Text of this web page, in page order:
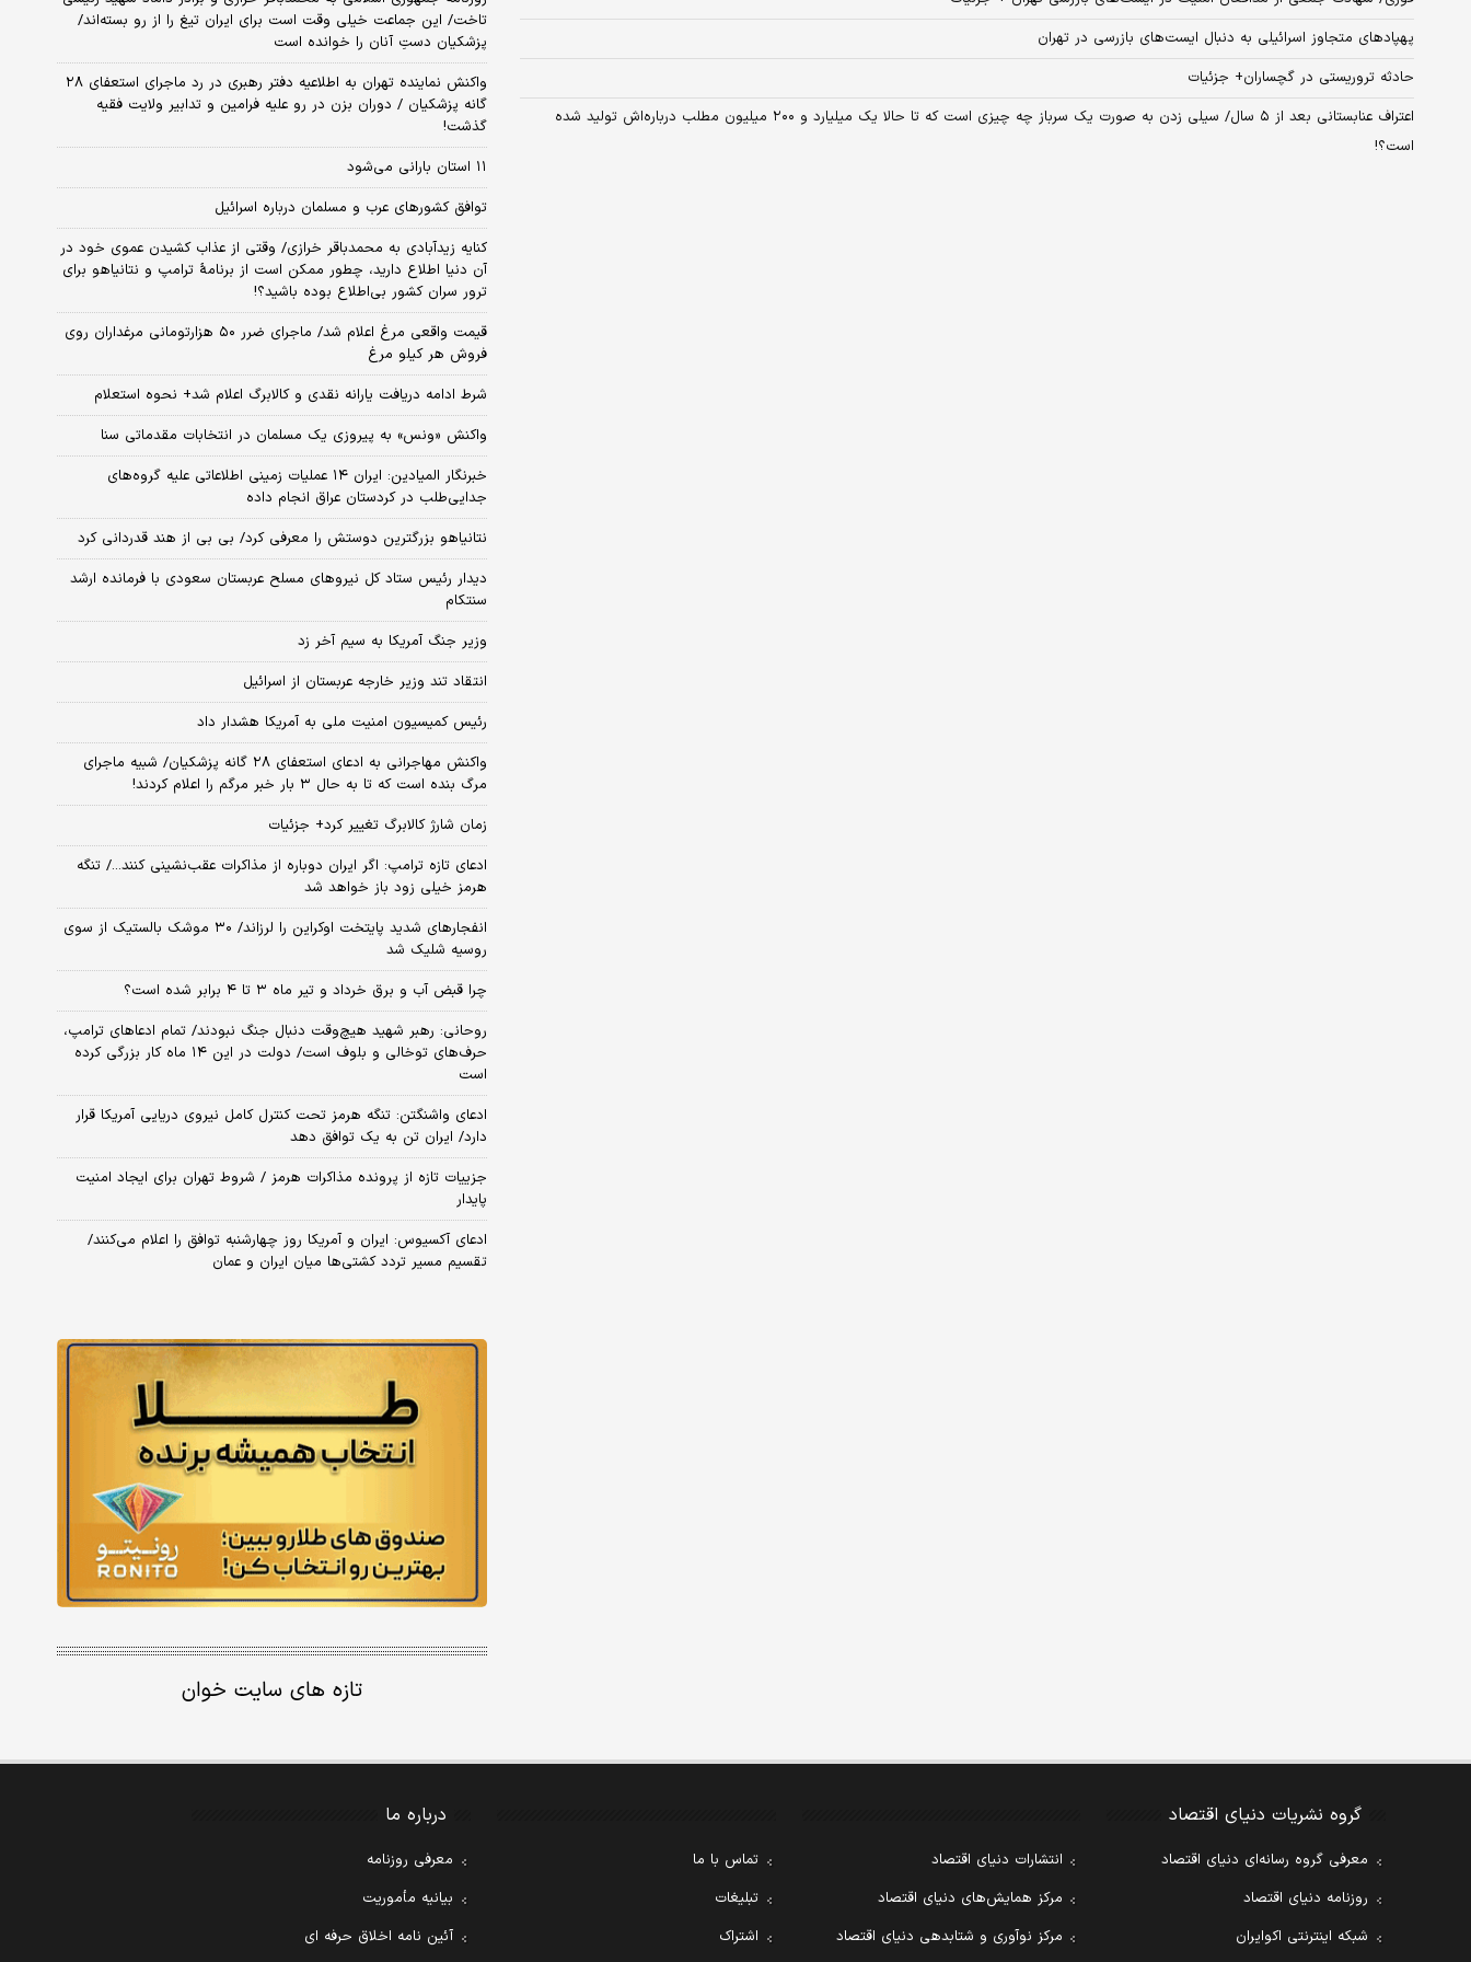
پهپادهای متجاوز اسرائیلی به دنبال ایست‌های بازرسی در تهران
حادثه تروریستی در گچساران+ جزئیات
اعتراف عنابستانی بعد از ۵ سال/ سیلی زدن به صورت یک سرباز چه چیزی است که تا حالا یک میلیارد و ۲۰۰ میلیون مطلب درباره‌اش تولید شده
است؟!
تاخت/ این جماعت خیلی وقت است برای ایران تیغ را از رو بسته‌اند/
پزشکیان دستِ آنان را خوانده است
واکنش نماینده تهران به اطلاعیه دفتر رهبری در رد ماجرای استعفای ۲۸
گانه پزشکیان / دوران بزن در رو علیه فرامین و تدابیر ولایت فقیه
گذشت!
۱۱ استان بارانی می‌شود
توافق کشورهای عرب و مسلمان درباره اسرائیل
کنایه زیدآبادی به محمدباقر خرازی/ وقتی از عذاب کشیدن عموی خود در
آن دنیا اطلاع دارید، چطور ممکن است از برنامهٔ ترامپ و نتانیاهو برای
ترور سران کشور بی‌اطلاع بوده باشید؟!
قیمت واقعی مرغ اعلام شد/ ماجرای ضرر ۵۰ هزارتومانی مرغداران روی
فروش هر کیلو مرغ
شرط ادامه دریافت یارانه نقدی و کالابرگ اعلام شد+ نحوه استعلام
واکنش «ونس» به پیروزی یک مسلمان در انتخابات مقدماتی سنا
خبرنگار المیادین: ایران ۱۴ عملیات زمینی اطلاعاتی علیه گروه‌های
جدایی‌طلب در کردستان عراق انجام داده
نتانیاهو بزرگترین دوستش را معرفی کرد/ بی بی از هند قدردانی کرد
دیدار رئیس ستاد کل نیروهای مسلح عربستان سعودی با فرمانده ارشد
سنتکام
وزیر جنگ آمریکا به سیم آخر زد
انتقاد تند وزیر خارجه عربستان از اسرائیل
رئیس کمیسیون امنیت ملی به آمریکا هشدار داد
واکنش مهاجرانی به ادعای استعفای ۲۸ گانه پزشکیان/ شبیه ماجرای
مرگ بنده است که تا به حال ۳ بار خبر مرگم را اعلام کردند!
زمان شارژ کالابرگ تغییر کرد+ جزئیات
ادعای تازه ترامپ: اگر ایران دوباره از مذاکرات عقب‌نشینی کنند.../ تنگه
هرمز خیلی زود باز خواهد شد
انفجارهای شدید پایتخت اوکراین را لرزاند/ ۳۰ موشک بالستیک از سوی
روسیه شلیک شد
چرا قبض آب و برق خرداد و تیر ماه ۳ تا ۴ برابر شده است؟
روحانی: رهبر شهید هیچ‌وقت دنبال جنگ نبودند/ تمام ادعاهای ترامپ،
حرف‌های توخالی و بلوف است/ دولت در این ۱۴ ماه کار بزرگی کرده
است
ادعای واشنگتن: تنگه هرمز تحت کنترل کامل نیروی دریایی آمریکا قرار
دارد/ ایران تن به یک توافق دهد
جزییات تازه از پرونده مذاکرات هرمز / شروط تهران برای ایجاد امنیت
پایدار
ادعای آکسیوس: ایران و آمریکا روز چهارشنبه توافق را اعلام می‌کنند/
تقسیم مسیر تردد کشتی‌ها میان ایران و عمان
تازه های سایت خوان
گروه نشریات دنیای اقتصاد
معرفی گروه رسانه‌ای دنیای اقتصاد
روزنامه دنیای اقتصاد
شبکه اینترنتی اکوایران
انتشارات دنیای اقتصاد
مرکز همایش‌های دنیای اقتصاد
مرکز نوآوری و شتابدهی دنیای اقتصاد
تماس با ما
تبلیغات
اشتراک
درباره ما
معرفی روزنامه
بیانیه مأموریت
آئین نامه اخلاق حرفه ای